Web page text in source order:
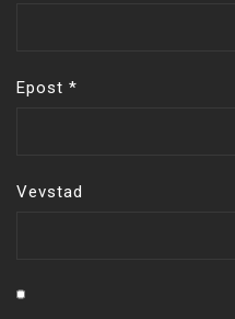
Epost *
Vevstad